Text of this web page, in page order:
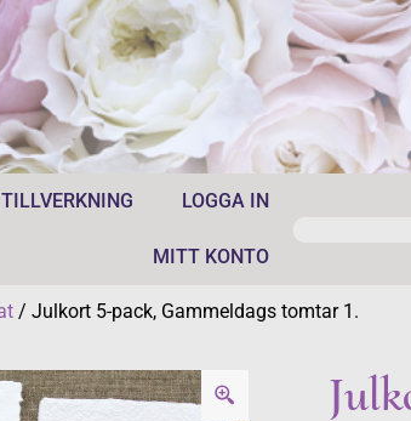
TILLVERKNING LOGGA IN
MITT KONTO
/ Julkort 5-pack, Gammeldags tomtar 1.